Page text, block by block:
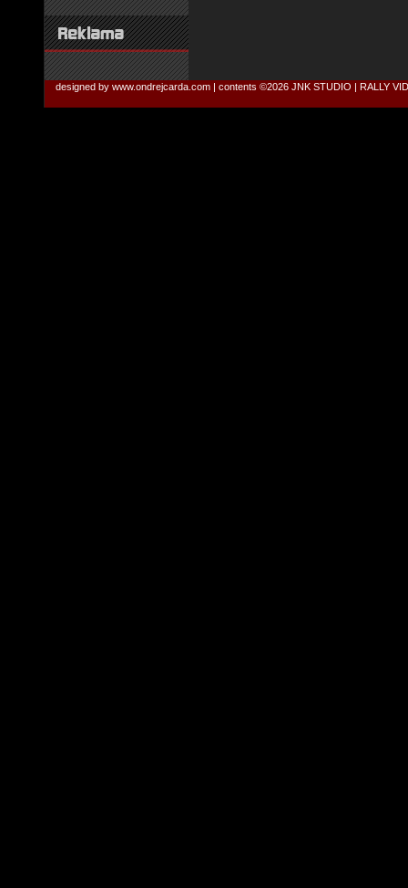
designed by www.ondrejcarda.com | contents ©2026 JNK STUDIO | RALLY